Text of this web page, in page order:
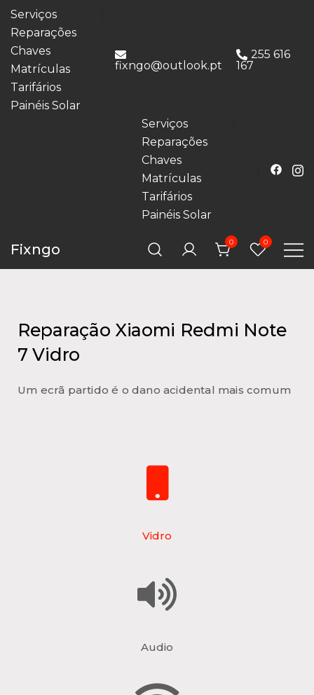
Serviços
Reparações
Chaves
Matrículas
Tarifários
Painéis Solar
fixngo@outlook.pt
255 616
167
Serviços
Reparações
Chaves
Matrículas
Tarifários
Painéis Solar
Fixngo 0 0
Reparação Xiaomi Redmi Note
7 Vidro
Um ecrã partido é o dano acidental mais comum
Vidro
Audio